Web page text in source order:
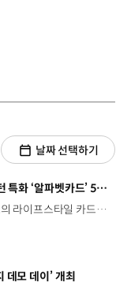
날짜 선택하기
현대카드, 개인별 소비 패턴 특화 ‘알파벳카드’ 5종 공개
현대카드가 대한민국 최초의 라이프스타일 카드인 알파벳카드를 11년 만에 다시 선보입니다. 돌아온 알파벳카드는 이니셜로 라이프스타일을 표현하고 개인별 소비 패턴에 특화된 할인 혜택을 제공하는데요. 현대카드의 정통성을 이으면서도 최신 소비 트렌드를 반영해 다이닝, 홈, 오일, 쇼핑, 트래블 등 총 5종으로 출시했습니다. 이와 함께, 일상 속 반복되는 소비 영역에서 강력한 할인 혜택을 제공하는 현대카드Z everyday도 공개해 회원들의 선택권을 더욱 확대했습니다.
데모 데이’ 개최